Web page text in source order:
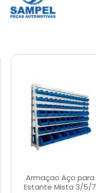
Armaçao Aço para
Estante Mista 3/5/7